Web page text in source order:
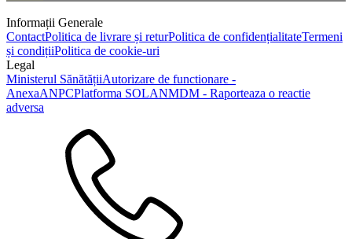
Informații Generale
ContactPolitica de livrare și returPolitica de confidențialitateTermeni
și condițiiPolitica de cookie-uri
Legal
Ministerul SănătățiiAutorizare de functionare -
AnexaANPCPlatforma SOLANMDM - Raporteaza o reactie
adversa